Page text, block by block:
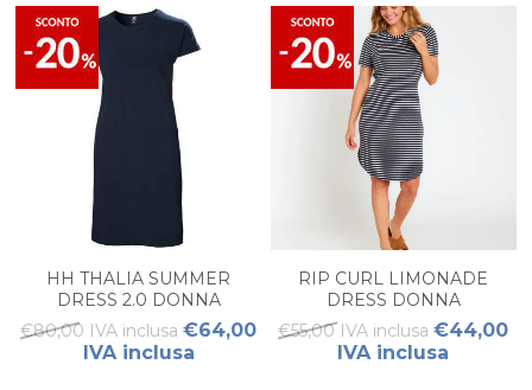
HH THALIA SUMMER
DRESS 2.0 DONNA
€80,00 IVA inclusa €64,00
IVA inclusa
RIP CURL LIMONADE
DRESS DONNA
€55,00 IVA inclusa €44,00
IVA inclusa